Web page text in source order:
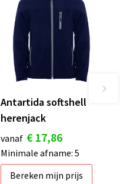
Antartida softshell
herenjack
vanaf € 17,86
Minimale afname: 5
Bereken mijn prijs